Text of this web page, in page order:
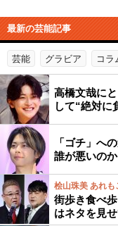
最新の芸能記事
芸能 グラビア コラ
高橋文哉に
して“絶対に
「ゴチ」へ
誰が悪いの
桧山珠美 あれも
街歩き食べ
はネタを見